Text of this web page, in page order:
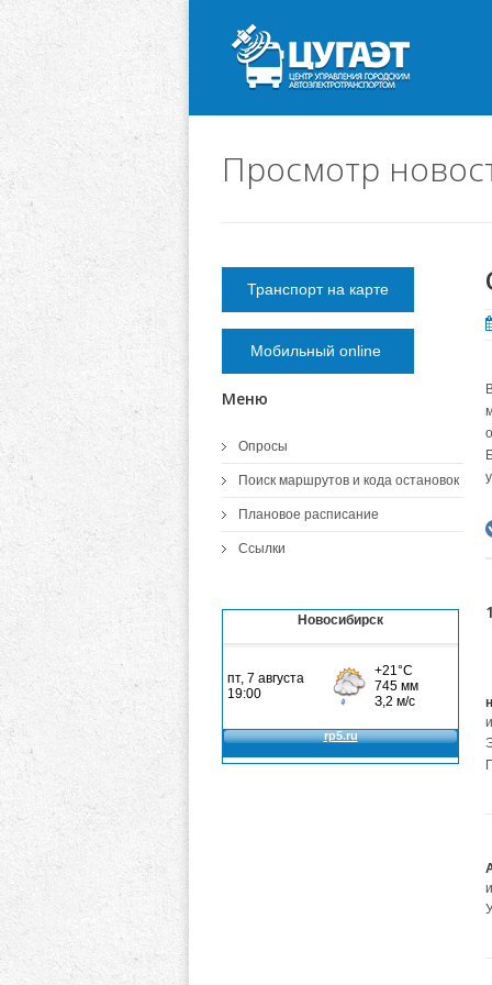
Просмотр
Транспорт на карте
Мобильный online
Меню
Опросы
Поиск маршрутов и кода остановок
Плановое расписание
Ссылки
Новосибирск